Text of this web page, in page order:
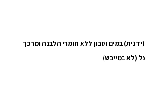
במים וסבון ללא חומרי הלבנה ומרכך
(לא במייבש)